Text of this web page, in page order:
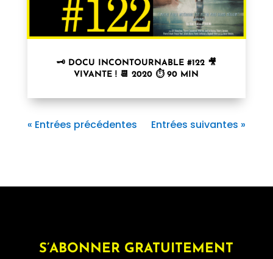
🗝 DOCU INCONTOURNABLE #122 🎥
VIVANTE ! 📆 2020 ⏱ 90 MIN
« Entrées précédentes Entrées suivantes »
S’ABONNER GRATUITEMENT